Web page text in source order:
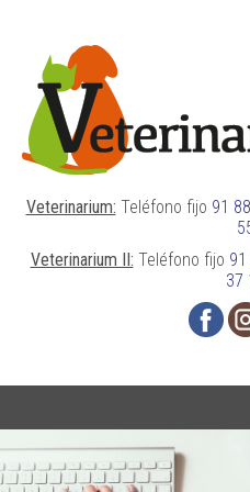
Veterinarium: Teléfono fijo 91
Veterinarium II: Teléfono fijo
37